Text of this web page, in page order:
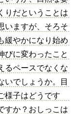
りだということは
いますが、そろそ
緩やかになり始め
びに変わったこと
るペースでなくな
いでしょうか。目
様子はどうです
すか？おしっこは